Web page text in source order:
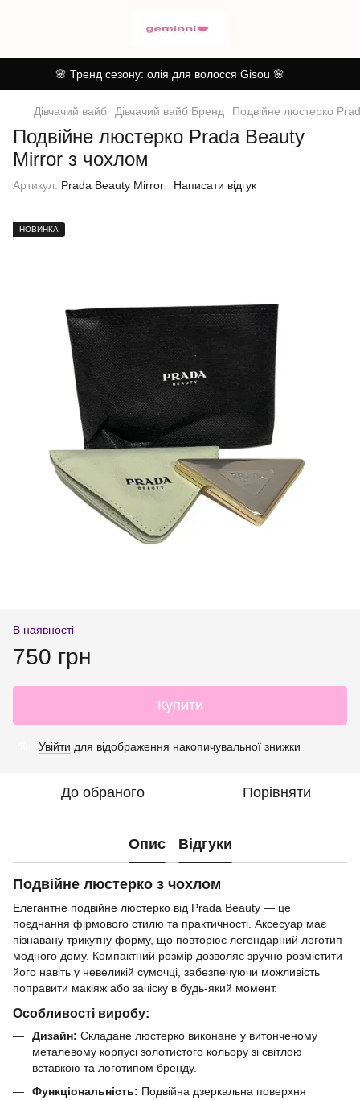
🌸 Тренд сезону: олія для волосся Gisou 🌸
Дівчачий вайб Дівчачий вайб Бренд Подвійне люстерко
Подвійне люстерко Prada Beauty
Mirror з чохлом
Артикул: Prada Beauty Mirror Написати відгук
НОВИНКА
В наявності
750 грн
Купити
Увійти для відображення накопичувальної знижки
До обраного Порівняти
Опис Відгуки
Подвійне люстерко з чохлом
Елегантне подвійне люстерко від Prada Beauty — це
поєднання фірмового стилю та практичності. Аксесуар має
пізнавану трикутну форму, що повторює легендарний логотип
модного дому. Компактний розмір дозволяє зручно розмістити
його навіть у невеликій сумочці, забезпечуючи можливість
поправити макіяж або зачіску в будь-який момент.
Особливості виробу:
Дизайн: Складане люстерко виконане у витонченому
металевому корпусі золотистого кольору зі світлою
вставкою та логотипом бренду.
Функціональність: Подвійна дзеркальна поверхня